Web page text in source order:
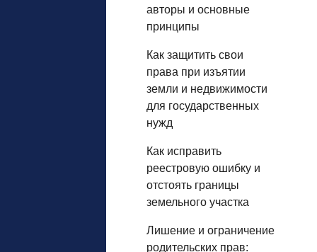
авторы и основные
принципы
Как защитить свои
права при изъятии
земли и недвижимости
для государственных
нужд
Как исправить
реестровую ошибку и
отстоять границы
земельного участка
Лишение и ограничение
родительских прав: